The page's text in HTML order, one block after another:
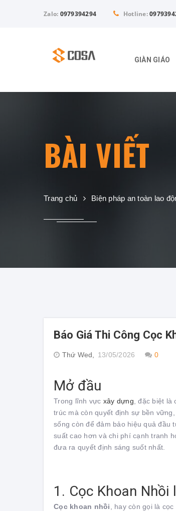
Zalo: 0979394294 Hotline:
GIÀN GIÁO
BÀI VIẾT
Trang chủ Biện pháp an toàn lao
Báo Giá Thi Công Cọc
Thứ Wed, 13/05/2026 0
Mở đầu
Trong lĩnh vực xây dựng , đặc biệt là
trúc mà còn quyết định sự bền
sống còn để đảm bảo hiệu quả đầu
suất cao hơn và chi phí cạnh tranh
đưa ra quyết định sáng suốt nhất.
1. Cọc Khoan Nhồi
Cọc khoan nhồi , hay còn gọi là